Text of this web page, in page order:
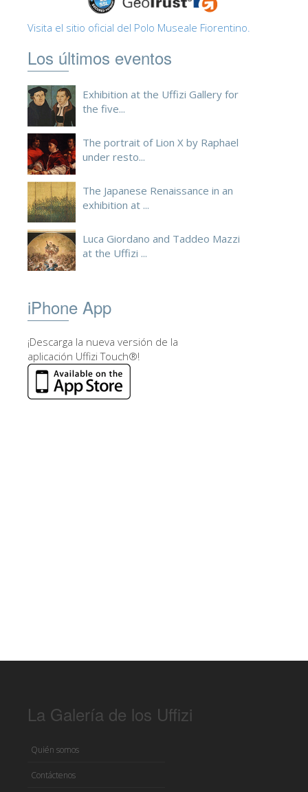
Visita el sitio oficial del Polo Museale Fiorentino.
Los últimos eventos
Exhibition at the Uffizi Gallery for
the five...
The portrait of Lion X by Raphael
under resto...
The Japanese Renaissance in an
exhibition at ...
Luca Giordano and Taddeo Mazzi
at the Uffizi ...
iPhone App
¡Descarga la nueva versión de la
aplicación Uffizi Touch®!
La Galería de los Uffizi
Quién somos
Contáctenos